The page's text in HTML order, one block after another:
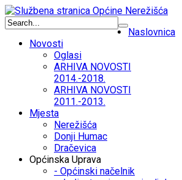
Naslovnica
Novosti
Oglasi
ARHIVA NOVOSTI
2014.-2018.
ARHIVA NOVOSTI
2011.-2013.
Mjesta
Nerežišća
Donji Humac
Dračevica
Općinska Uprava
- Općinski načelnik